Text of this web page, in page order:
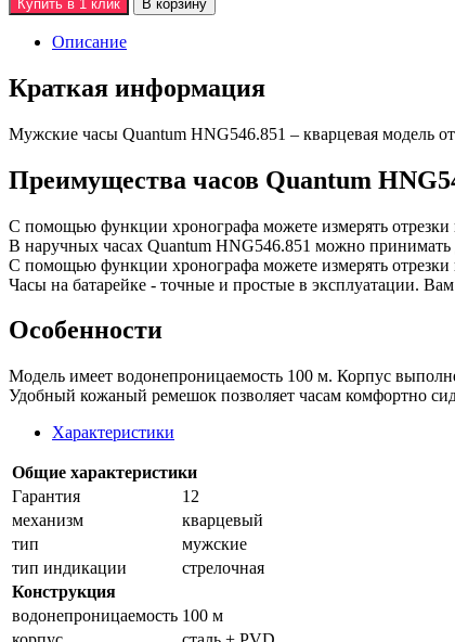
Купить в 1 клик В корзину
Описание
Краткая информация
Мужские часы Quantum HNG546.851 – кварцевая модель
Преимущества часов Quantum
С помощью функции хронографа можете измерять
В наручных часах Quantum HNG546.851 можно принимать
С помощью функции хронографа можете измерять
Часы на батарейке - точные и простые в эксплуатации.
Особенности
Модель имеет водонепроницаемость 100 м. Корпус
Удобный кожаный ремешок позволяет часам комфортно
Характеристики
Общие характеристики
Гарантия
12
механизм
кварцевый
тип
мужские
тип индикации
стрелочная
Конструкция
водонепроницаемость 100 м